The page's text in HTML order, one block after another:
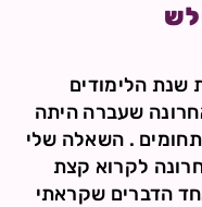
את שנת הלימודים
שעברה היתה
תחומים . השאלה שלי
לקרוא קצת
אחד הדברים שקראתי